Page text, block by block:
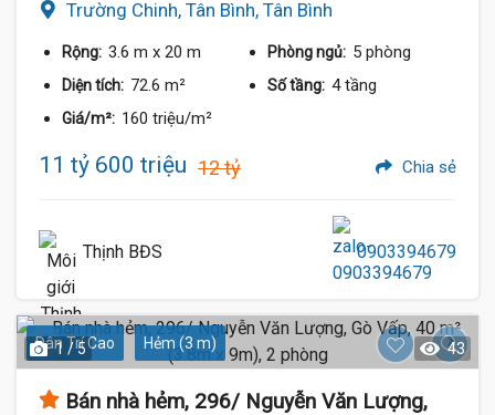
Trường Chinh, Tân Bình, Tân Bình
Rộng: 3.6 m x 20 m Phòng ngủ: 5 phòng
Diện tích: 72.6 m² Số tầng: 4 tầng
Giá/m²: 160 triệu/m²
11 tỷ 600 triệu 12 tỷ Chia sẻ
Thịnh BĐS 0903394679
Dân Trí Cao Hẻm (3 m)
1 / 5 43
Bán nhà hẻm, 296/ Nguyễn Văn Lượng,